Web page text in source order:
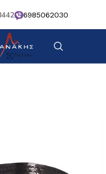
6985062030
/ Βοηθητικά σκευή